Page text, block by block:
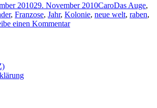
201029. November 2010CaroDas Auge,
, Franzose, Jahr, Kolonie, neue welt, raben,
einen Kommentarzu